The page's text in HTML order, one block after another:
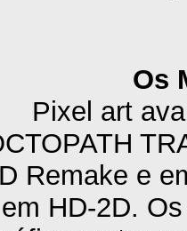
Os
Pixel art
Remake e
em HD-2D.